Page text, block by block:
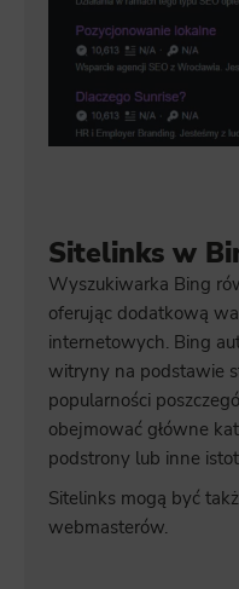
Sitelinks w
Wyszukiwarka Bing
oferując dodatkową
internetowych. Bing
witryny na podstawie
popularności
obejmować główne
podstrony lub inne
Sitelinks mogą być
webmasterów.